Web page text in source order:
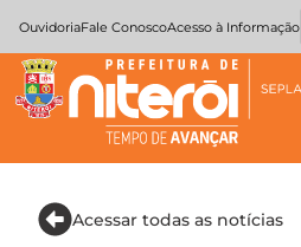
OuvidoriaFale ConoscoAcesso à Informação
Acessar todas as notícias